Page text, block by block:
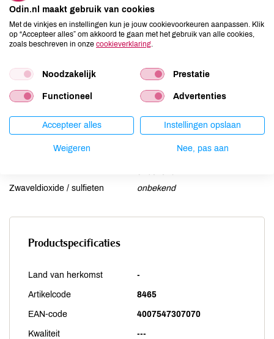
Gluten
onbekend
Lactose
onbekend
Lupine
onbekend
Noten
onbekend
Schaaldieren
onbekend
onbekend
Zwaveldioxide / sulfieten
onbekend
Productspecificaties
Land van herkomst -
Artikelcode 8465
EAN-code 4007547307070
Kwaliteit ---
Odin.nl maakt gebruik van cookies
Met de vinkjes en instellingen kun je jouw cookievoorkeuren aanpassen. Klik
op “Accepteer alles” om akkoord te gaan met het gebruik van alle cookies,
zoals beschreven in onze cookieverklaring.
Noodzakelijk Prestatie
Functioneel Advertenties
Accepteer alles Instellingen opslaan
Weigeren Nee, pas aan